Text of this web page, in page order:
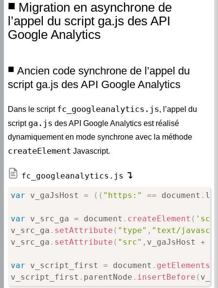
Migration en asynchrone de
l’appel du script ga.js des API
Google Analytics
Ancien code synchrone de l’appel du
script ga.js des API Google Analytics
Dans le script fc_googleanalytics.js, l’appel du
script ga.js des API Google Analytics est réalisé
dynamiquement en mode synchrone avec la méthode
createElement Javascript.
fc_googleanalytics.js
var v_gaJsHost = ( ( "https:" == document .
var v_src_ga = document . createElement (
v_src_ga . setAttribute ( "type" , "text/
v_src_ga . setAttribute ( "src" , v_gaJsHost +
var v_script_first = document .
v_script_first . parentNode . insertBefore (